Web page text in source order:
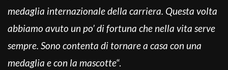
medaglia internazionale della carriera. Questa volta
abbiamo avuto un po’ di fortuna che nella vita serve
sempre. Sono contenta di tornare a casa con una
medaglia e con la mascotte“.